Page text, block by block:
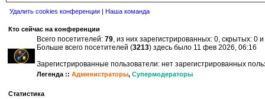
Удалить cookies конференции | Наша команда
Кто сейчас на конференции
Всего посетителей: 79, из них зарегистрированных: 0, скрытых: 0
Больше всего посетителей (3213) здесь было 11 фев 2026, 06:16
Зарегистрированные пользователи: нет зарегистрированных
Легенда :: Администраторы, Супермодераторы
Статистика